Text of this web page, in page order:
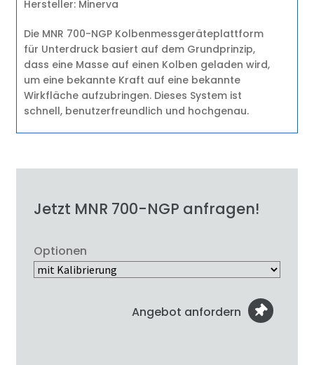
Hersteller: Minerva
Die MNR 700-NGP Kolbenmessgeräteplattform
für Unterdruck basiert auf dem Grundprinzip,
dass eine Masse auf einen Kolben geladen wird,
um eine bekannte Kraft auf eine bekannte
Wirkfläche aufzubringen. Dieses System ist
schnell, benutzerfreundlich und hochgenau.
Jetzt MNR 700-NGP anfragen!
Optionen
Angebot anfordern